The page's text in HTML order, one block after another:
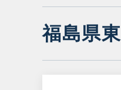
福島県